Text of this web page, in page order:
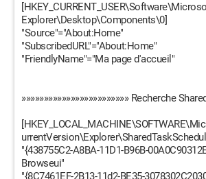
Explorer\Desktop\Components\0]
"Source"="About:Home"
"SubscribedURL"="About:Home"
"FriendlyName"="Ma page d'accueil"
»»»»»»»»»»»»»»»»»»»»»»»» Recherche
"{438755C2-A8BA-11D1-B96B-
Browseui"
"{8C7461EF-2B13-11d2-BE35-